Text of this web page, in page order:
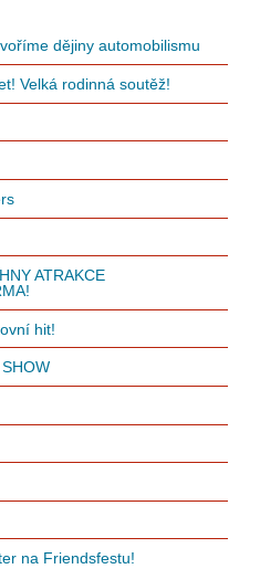
dějiny automobilismu
Velká rodinná soutěž!
ATRAKCE
hit!
na Friendsfestu!